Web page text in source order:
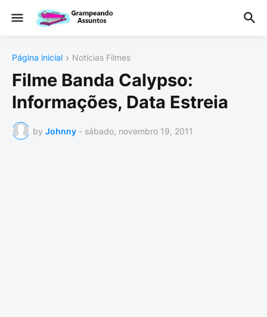
Página inicial Notícias Filmes
Filme Banda Calypso:
Informações, Data Estreia
by Johnny - sábado, novembro 19, 2011